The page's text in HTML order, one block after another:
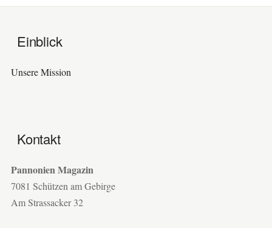
Einblick
Unsere Mission
Kontakt
Pannonien Magazin
7081 Schützen am Gebirge
Am Strassacker 32